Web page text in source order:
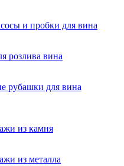
и пробки для вина
розлива вина
рубашки для вина
из камня
из металла